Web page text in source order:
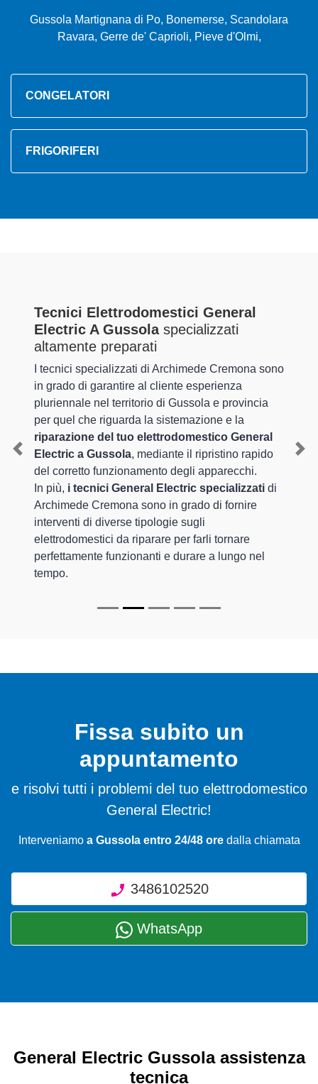
Gussola Martignana di Po, Bonemerse, Scandolara
Ravara, Gerre de' Caprioli, Pieve d'Olmi,
CONGELATORI
FRIGORIFERI
Tecnici Elettrodomestici General
Electric A Gussolaspecializzati
altamente preparati
I tecnici specializzati di Archimede Cremona sono
in grado di garantire al cliente esperienza
pluriennale nel territorio di Gussola e provincia
per quel che riguarda la sistemazione e la
riparazione del tuo elettrodomestico General
Electric a Gussola, mediante il ripristino rapido
del corretto funzionamento degli apparecchi.
In più, i tecnici General Electric specializzati di
Archimede Cremona sono in grado di fornire
interventi di diverse tipologie sugli
elettrodomestici da riparare per farli tornare
perfettamente funzionanti e durare a lungo nel
tempo.
Previous
Fissa subito un
appuntamento
e risolvi tutti i problemi del tuo elettrodomestico
General Electric!
Interveniamo a Gussola entro 24/48 oredalla chiamata
3486102520
WhatsApp
General Electric Gussola assistenza
tecnica